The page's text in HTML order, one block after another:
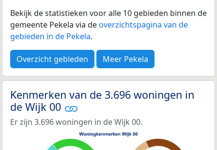
Bekijk de statistieken voor alle 10 gebieden binnen de
gemeente Pekela via deoverzichtspagina van de
gebieden in de Pekela.
Overzicht gebieden Meer Pekela
Kenmerken van de 3.696 woningen in
de Wijk 00
Er zijn 3.696 woningen in de Wijk 00.